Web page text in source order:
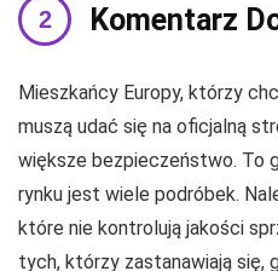
Komentarz
Mieszkańcy Europy, którzy
muszą udać się na oficjalną
większe bezpieczeństwo. To
rynku jest wiele podróbek.
które nie kontrolują jakości
tych, którzy zastanawiają się,